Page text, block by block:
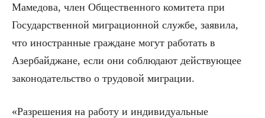
Мамедова, член Общественного комитета при
Государственной миграционной службе, заявила,
что иностранные граждане могут работать в
Азербайджане, если они соблюдают действующее
законодательство о трудовой миграции.
«Разрешения на работу и индивидуальные